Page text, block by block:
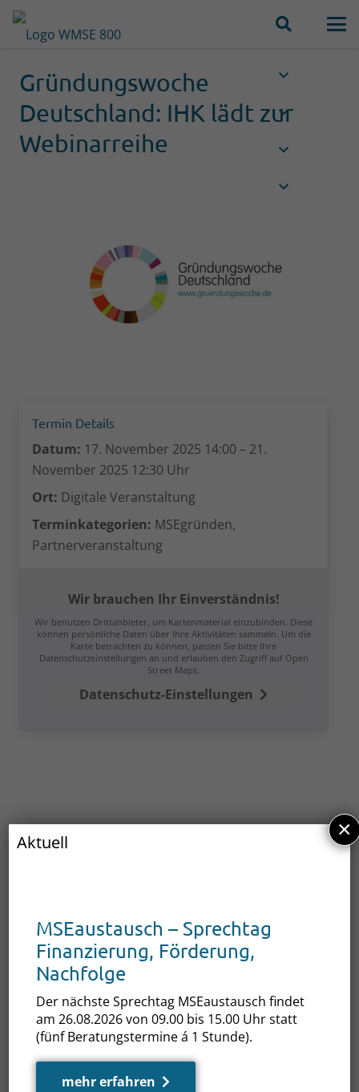
Gründungswoche
Deutschland: IHK lädt zur
Webinarreihe
Termin Details
Datum: 17. November 2025 14:00 – 21.
November 2025 12:30 Uhr
Ort: Digitale Veranstaltung
Terminkategorien: MSEgründen,
Partnerveranstaltung
Wir brauchen Ihr Einverständnis!
Wir benutzen Drittanbieter, um Kartenmaterial einzubinden. Diese
können persönliche Daten über Ihre Aktivitäten sammeln. Um die
Karte betrachten zu können, passen Sie bitte Ihre
Datenschutzeinstellungen an und erlauben den Zugriff auf Open
Street Maps.
Datenschutz-Einstellungen
M-V zu einer kleinen Webinar-Reihe ein.
Diese präsentiert Einblicke und praktische
Hinweise für den Start in die
Selbstständigkeit.
Von der Erstellung eines Businessplanes
über steuerliche Rechte und Pflichten,
Rechtsformen und soziale Absicherung und
Aktuell
MSEaustausch – Sprechtag
Finanzierung, Förderung,
Nachfolge
Der nächste Sprechtag MSEaustausch findet
am 26.08.2026 von 09.00 bis 15.00 Uhr statt
(fünf Beratungstermine á 1 Stunde).
mehr erfahren
×